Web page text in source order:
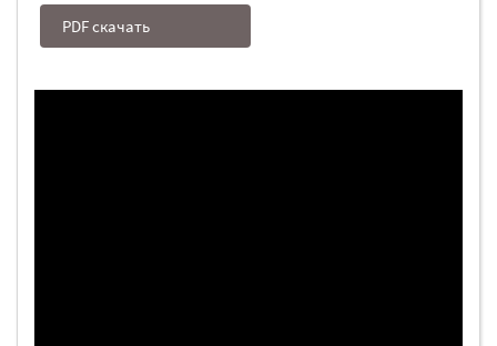
PDF скачать